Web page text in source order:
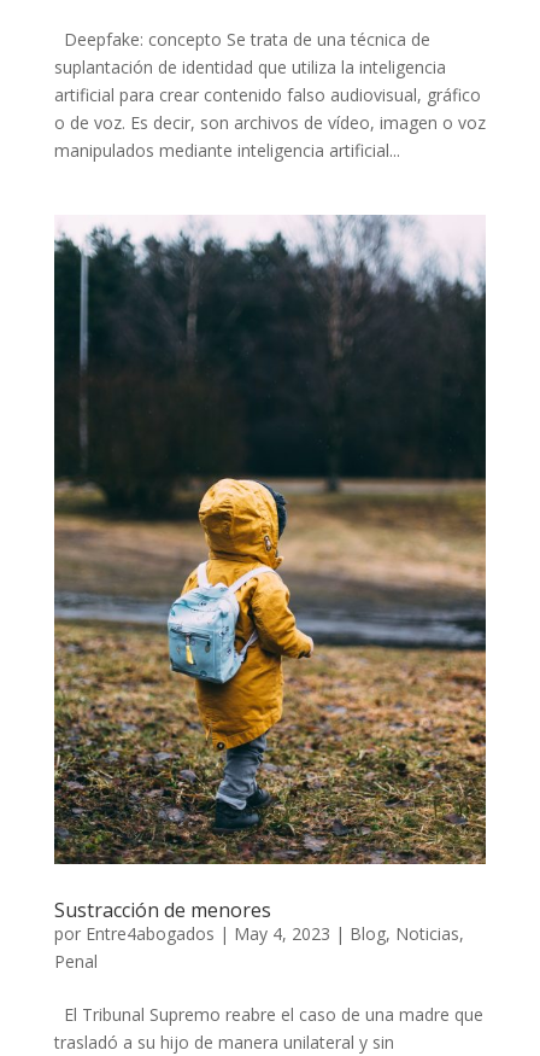
Deepfake: concepto Se trata de una técnica de
suplantación de identidad que utiliza la inteligencia
artificial para crear contenido falso audiovisual, gráfico
o de voz. Es decir, son archivos de vídeo, imagen o voz
manipulados mediante inteligencia artificial...
Sustracción de menores
por Entre4abogados | May 4, 2023 | Blog, Noticias,
Penal
El Tribunal Supremo reabre el caso de una madre que
trasladó a su hijo de manera unilateral y sin